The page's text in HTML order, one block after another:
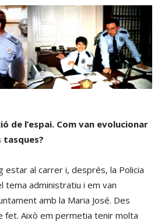
de l’espai. Com van evolucionar
tasques?
estar al carrer i, després, la Policia
tema administratiu i em van
amb la Maria José. Des
fet. Això em permetia tenir molta